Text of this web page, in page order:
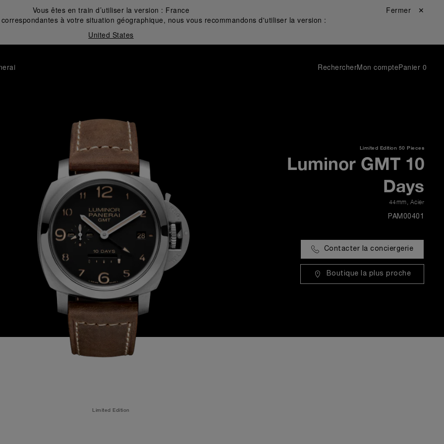
Vous êtes en train d’utiliser la version : France
à votre situation géographique, nous vous recommandons d'utiliser la version :
United States
Fermer ✕
RechercherMon comptePanier 0
Limited Edition 50 Pieces
Luminor GMT 10
Days
44mm Acier
PAM00401
Contacter la conciergerie
Boutique la plus proche
Limited Edition